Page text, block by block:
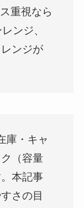
重視なら
ンジ、
ンジが
庫・キャ
（容量
本記事
さの目